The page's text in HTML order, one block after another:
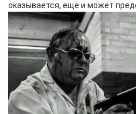
оказывается, еще и может